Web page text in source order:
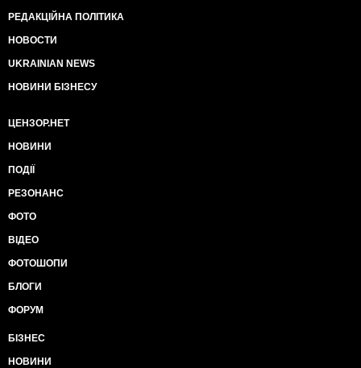
РЕДАКЦІЙНА ПОЛІТИКА
НОВОСТИ
UKRAINIAN NEWS
НОВИНИ БІЗНЕСУ
ЦЕНЗОР.НЕТ
НОВИНИ
ПОДІЇ
РЕЗОНАНС
ФОТО
ВІДЕО
ФОТОШОПИ
БЛОГИ
ФОРУМ
БІЗНЕС
НОВИНИ